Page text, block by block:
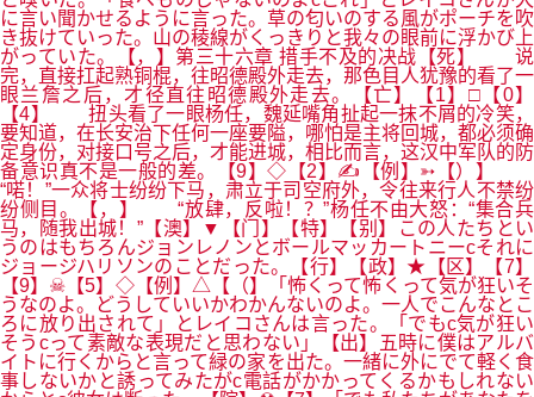
に言い聞かせるように言った。草の匂いのする風がポーチを吹
き抜けていった。山の稜線がくっきりと我々の眼前に浮かび上
がっていた。【，】第三十六章 措手不及的决战【死】 说
完，直接扛起熟铜棍，往昭德殿外走去，那色目人犹豫的看了一
眼兰詹之后，才径直往昭德殿外走去。【亡】【1】□【0】
【4】 扭头看了一眼杨任，魏延嘴角扯起一抹不屑的冷笑，
要知道，在长安治下任何一座要隘，哪怕是主将回城，都必须确
定身份，对接口号之后，才能进城，相比而言，这汉中军队的防
备意识真不是一般的差。【9】◇【2】✍【例】➳【）】
“喏！”一众将士纷纷下马，肃立于司空府外，令往来行人不禁纷
纷侧目。【，】 “放肆，反啦！？”杨任不由大怒：“集合兵
马，随我出城！”【澳】▼【门】【特】【别】この人たちとい
うのはもちろんジョンレノンとボールマッカートニーcそれに
ジョージハリソンのことだった。【行】【政】★【区】【7】
【9】☠【5】◇【例】△【（】「怖くって怖くって気が狂いそ
うなのよ。どうしていいかわかんないのよ。一人でこんなとこ
ろに放り出されて」とレイコさんは言った。「でもc気が狂い
そうcって素敵な表現だと思わない」【出】五時に僕はアルバ
イトに行くからと言って緑の家を出た。一緒に外にでて軽く食
事しないかと誘ってみたがc電話がかかってくるかもしれない